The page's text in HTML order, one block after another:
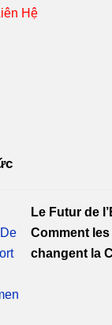
Hệ
Le Futur de
Comment
changent la